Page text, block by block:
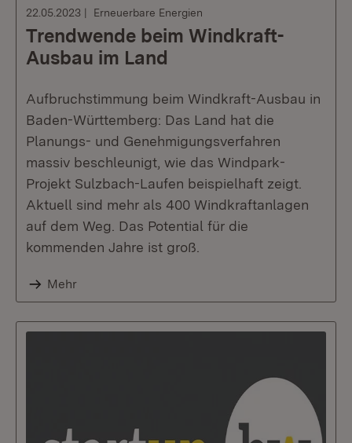
22.05.2023 Erneuerbare Energien
Trendwende beim Windkraft-
Ausbau im Land
Aufbruchstimmung beim Windkraft-Ausbau in
Baden-Württemberg: Das Land hat die
Planungs- und Genehmigungsverfahren
massiv beschleunigt, wie das Windpark-
Projekt Sulzbach-Laufen beispielhaft zeigt.
Aktuell sind mehr als 400 Windkraftanlagen
auf dem Weg. Das Potential für die
kommenden Jahre ist groß.
Mehr